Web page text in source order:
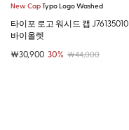
New CapTypo Logo Washed
타이포 로고 워시드 캡 J76135010
바이올렛
￦30,900 30% ￦44,000